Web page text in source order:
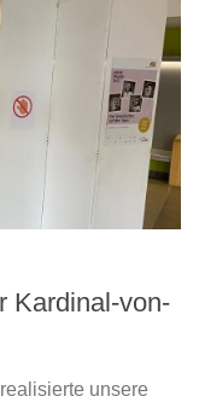
Kardinal-von-
unsere